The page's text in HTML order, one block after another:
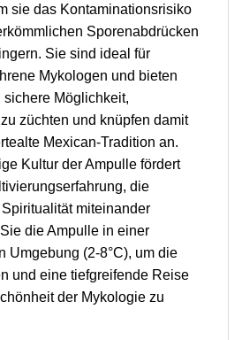
sie das Kontaminationsrisiko
Sporenabdrücken
Sie sind ideal für
Mykologen und bieten
Möglichkeit,
züchten und knüpfen damit
Mexican-Tradition an.
Kultur der Ampulle fördert
die
miteinander
die Ampulle in einer
Umgebung (2-8°C), um die
und eine tiefgreifende Reise
der Mykologie zu